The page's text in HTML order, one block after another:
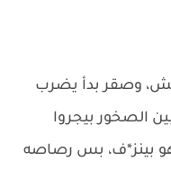
وصقر بدأ يضرب
الصخور بيجروا
بينز*ف، بس رصاصه